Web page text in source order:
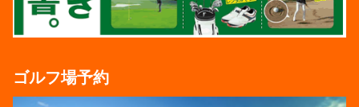
ゴルフ場予約